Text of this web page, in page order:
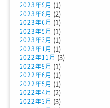
2023年9月 (1)
2023年8月 (2)
2023年6月 (1)
2023年5月 (1)
2023年3月 (1)
2023年1月 (1)
2022年11月 (3)
2022年9月 (1)
2022年6月 (1)
2022年5月 (1)
2022年4月 (2)
2022年3月 (3)